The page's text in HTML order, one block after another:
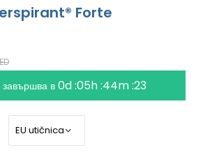
Forte
завършва в0d :05h :44m :21